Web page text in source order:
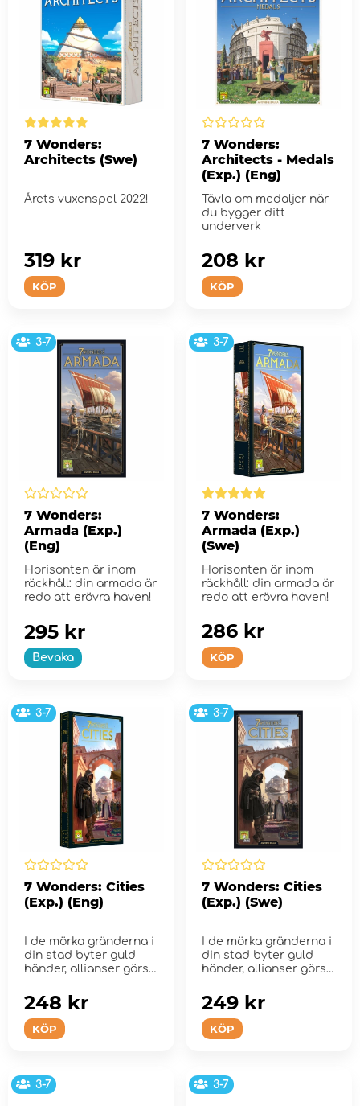
7 Wonders:
Architects (Swe)
Årets vuxenspel 2022!
KÖP
319 kr
7 Wonders:
Architects - Medals
(Exp.) (Eng)
Tävla om medaljer när
du bygger ditt
underverk
KÖP
208 kr
3-7
7 Wonders:
Armada (Exp.)
(Eng)
Horisonten är inom
räckhåll: din armada är
redo att erövra haven!
Bevaka
295 kr
3-7
7 Wonders:
Armada (Exp.)
(Swe)
Horisonten är inom
räckhåll: din armada är
redo att erövra haven!
KÖP
286 kr
3-7
7 Wonders: Cities
(Exp.) (Eng)
I de mörka gränderna i
din stad byter guld
händer, allianser görs
KÖP
248 kr
3-7
7 Wonders: Cities
(Exp.) (Swe)
I de mörka gränderna i
din stad byter guld
händer, allianser görs
KÖP
249 kr
3-7 3-7